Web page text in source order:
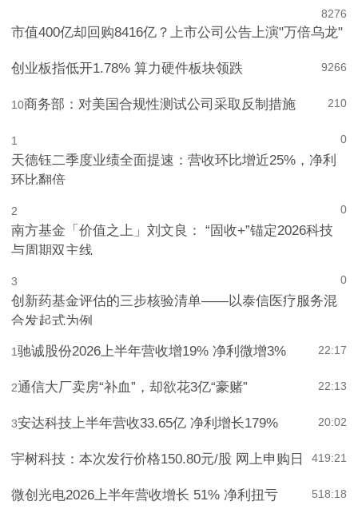
276
8
市值400亿却回购8416亿？上市公司公告上演"万倍乌龙"
266
9
创业板指低开1.78% 算力硬件板块领跌
210
10商务部：对美国合规性测试公司采取反制措施
0
1
天德钰二季度业绩全面提速：营收环比增近25%，净利
环比翻倍
0
2
南方基金「价值之上」刘文良： “固收+”锚定2026科技
与周期双主线
0
3
创新药基金评估的三步核验清单——以泰信医疗服务混
合发起式为例
22:17
1驰诚股份2026上半年营收增19% 净利微增3%
22:13
2通信大厂卖房“补血”，却欲花3亿“豪赌”
20:02
3安达科技上半年营收33.65亿 净利增长179%
19:21
4
宇树科技：本次发行价格150.80元/股 网上申购日
18:18
5
微创光电2026上半年营收增长 51% 净利扭亏